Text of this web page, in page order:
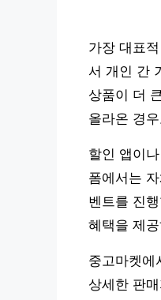
가장 대표
서 개인 간
상품이 더
올라온 경
할인 앱이
폼에서는
벤트를 진
혜택을 제
중고마켓에
상세한 판